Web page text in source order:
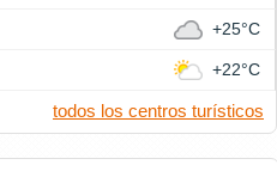
+25°C
+22°C
todos los centros turísticos